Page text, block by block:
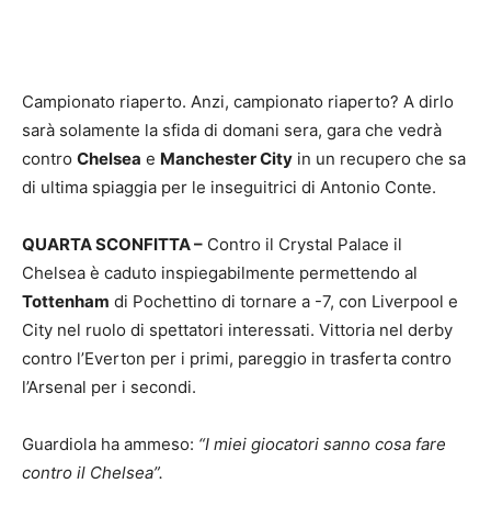
Campionato riaperto. Anzi, campionato riaperto? A dirlo
sarà solamente la sfida di domani sera, gara che vedrà
contro Chelsea e Manchester City in un recupero che sa
di ultima spiaggia per le inseguitrici di Antonio Conte.
QUARTA SCONFITTA – Contro il Crystal Palace il
Chelsea è caduto inspiegabilmente permettendo al
Tottenham di Pochettino di tornare a -7, con Liverpool e
City nel ruolo di spettatori interessati. Vittoria nel derby
contro l’Everton per i primi, pareggio in trasferta contro
l’Arsenal per i secondi.
Guardiola ha ammeso: “I miei giocatori sanno cosa fare
contro il Chelsea”.